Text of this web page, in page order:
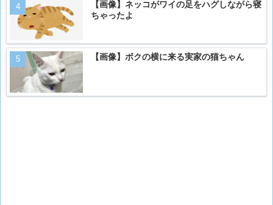
【画像】ネッコがワイの足をハグしながら寝
ちゃったよ
【画像】ボクの横に来る実家の猫ちゃん